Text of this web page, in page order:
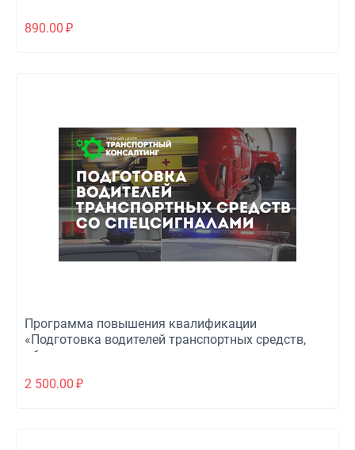
890.00 ₽
Программа повышения квалификации
«Подготовка водителей транспортных средств,
оборудованных спецсигналами»
2 500.00 ₽